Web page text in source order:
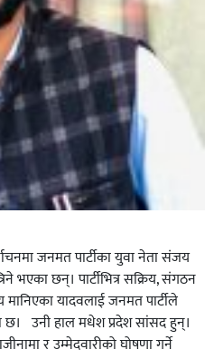
जनमत पार्टीका युवा नेता संजय
भएका छन्। पार्टीभित्र सक्रिय, संगठन
मानिएका यादवलाई जनमत पार्टीले
छ। उनी हाल मधेश प्रदेश सांसद हुन्।
र उम्मेदवारीको घोषणा गर्ने